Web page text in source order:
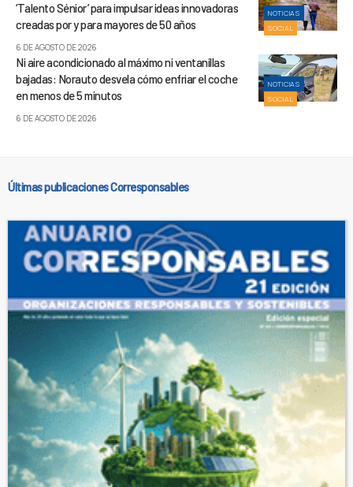
NOTICIAS
SOCIAL
‘Talento Sénior’ para impulsar ideas innovadoras
creadas por y para mayores de 50 años
6 DE AGOSTO DE 2026
NOTICIAS
SOCIAL
Ni aire acondicionado al máximo ni ventanillas
bajadas: Norauto desvela cómo enfriar el coche
en menos de 5 minutos
6 DE AGOSTO DE 2026
Últimas publicaciones Corresponsables